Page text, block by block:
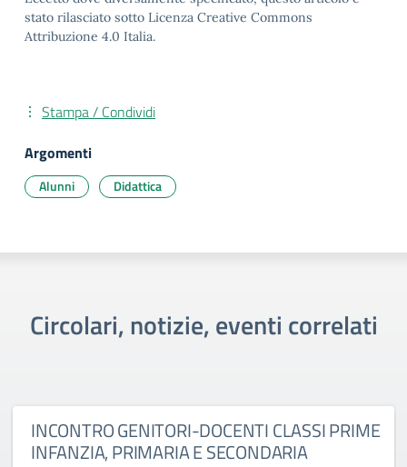
stato rilasciato sotto Licenza Creative Commons
Attribuzione 4.0 Italia.
Stampa / Condividi
Argomenti
Alunni Didattica
Circolari, notizie, eventi correlati
INCONTRO GENITORI-DOCENTI CLASSI PRIME
INFANZIA, PRIMARIA E SECONDARIA